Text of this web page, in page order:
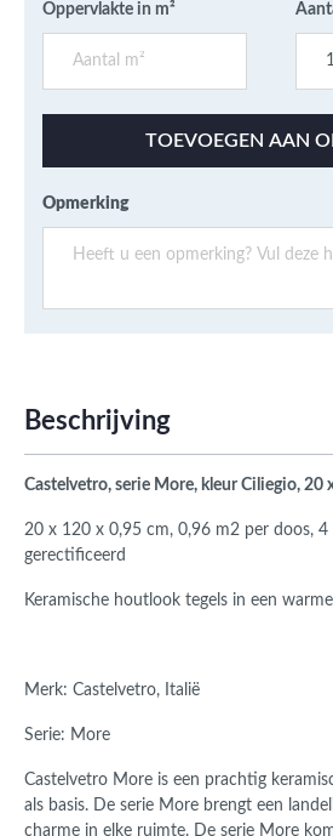
Oppervlakte in m²
TOEVOEGEN AAN
Opmerking
Beschrijving
Castelvetro, serie More, kleur Ciliegio, 20
20 x 120 x 0,95 cm, 0,96 m2 per doos, 4
gerectificeerd
Keramische houtlook tegels in een
Merk: Castelvetro, Italië
Serie: More
Castelvetro More is een prachtig
als basis. De serie More brengt een
charme in elke ruimte. De serie More